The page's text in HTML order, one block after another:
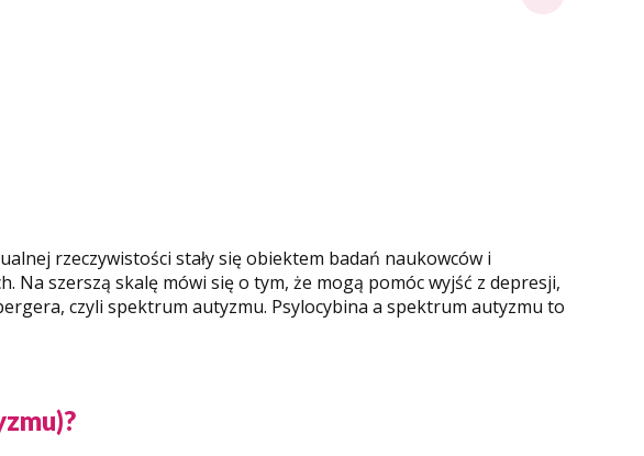
rzeczywistości stały się obiektem badań naukowców i
Na szerszą skalę mówi się o tym, że mogą pomóc wyjść z depresji,
czyli spektrum autyzmu. Psylocybina a spektrum autyzmu to